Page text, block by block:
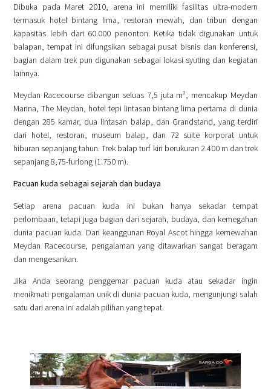
Dibuka pada Maret 2010, arena ini memiliki fasilitas ultra-modern
termasuk hotel bintang lima, restoran mewah, dan tribun dengan
kapasitas lebih dari 60.000 penonton. Ketika tidak digunakan untuk
balapan, tempat ini difungsikan sebagai pusat bisnis dan konferensi,
bagian dalam trek pun digunakan sebagai lokasi syuting dan kegiatan
lainnya.
Meydan Racecourse dibangun seluas 7,5 juta m², mencakup Meydan
Marina, The Meydan, hotel tepi lintasan bintang lima pertama di dunia
dengan 285 kamar, dua lintasan balap, dan Grandstand, yang terdiri
dari hotel, restoran, museum balap, dan 72 suite korporat untuk
hiburan sepanjang tahun. Trek balap turf kiri berukuran 2.400 m dan trek
sepanjang 8,75-furlong (1.750 m).
Pacuan kuda sebagai sejarah dan budaya
Setiap arena pacuan kuda ini bukan hanya sekadar tempat
perlombaan, tetapi juga bagian dari sejarah, budaya, dan kemegahan
dunia pacuan kuda. Dari keanggunan Royal Ascot hingga kemewahan
Meydan Racecourse, pengalaman yang ditawarkan sangat beragam
dan mengesankan.
Jika Anda seorang penggemar pacuan kuda atau sekadar ingin
menikmati pengalaman unik di dunia pacuan kuda, mengunjungi salah
satu dari arena ini adalah pilihan yang tepat.